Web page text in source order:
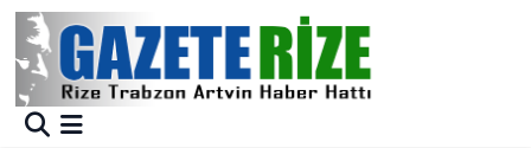
BÖLGEMİZ
Merkez Nöbetçi Eczaneler